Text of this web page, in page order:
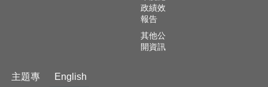
政績效
報告
其他公
開資訊
主題專
English